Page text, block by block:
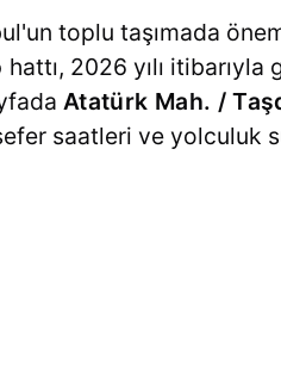
toplu taşımada
hattı, 2026 yılı
Atatürk Mah. /
saatleri ve yolculuk